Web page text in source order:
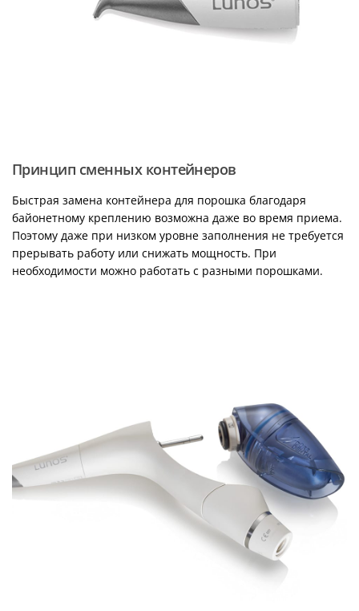
Принцип сменных контейнеров
Быстрая замена контейнера для порошка благодаря
байонетному креплению возможна даже во время приема.
Поэтому даже при низком уровне заполнения не требуется
прерывать работу или снижать мощность. При
необходимости можно работать с разными порошками.